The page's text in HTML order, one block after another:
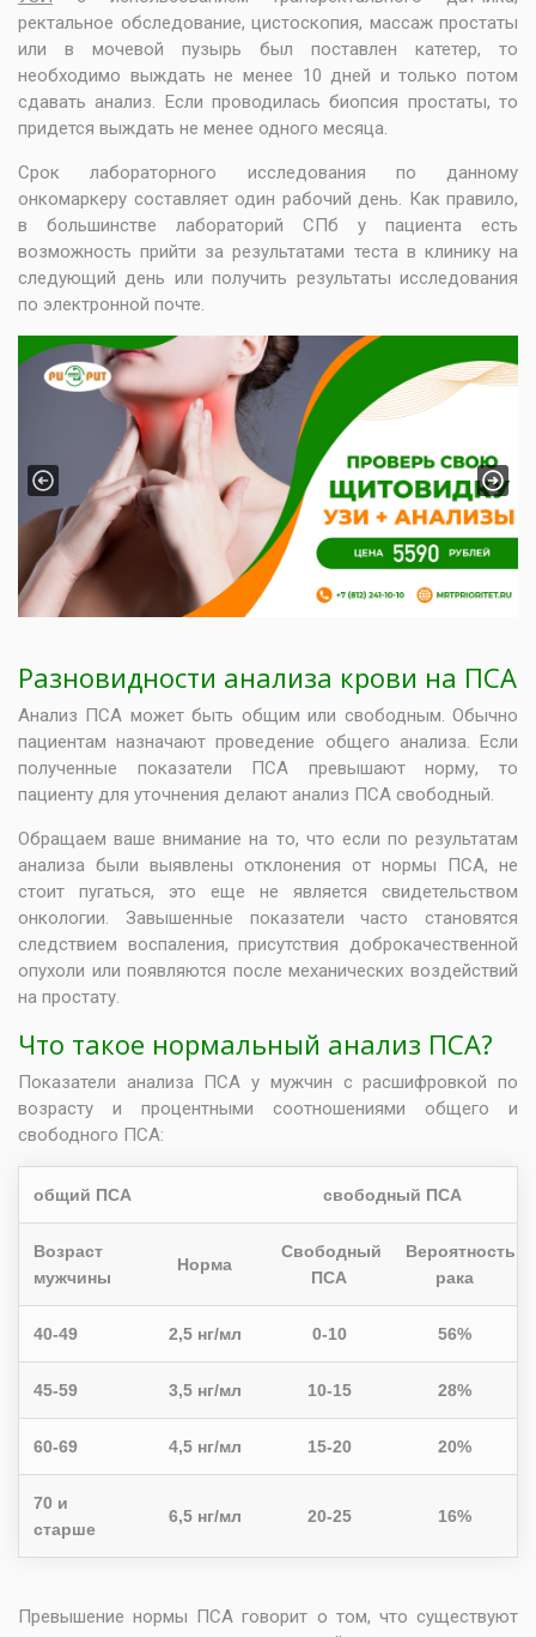
ректальное обследование, цистоскопия, массаж простаты
или в мочевой пузырь был поставлен катетер, то
необходимо выждать не менее 10 дней и только потом
сдавать анализ. Если проводилась биопсия простаты, то
придется выждать не менее одного месяца.
Срок лабораторного исследования по данному
онкомаркеру составляет один рабочий день. Как правило,
в большинстве лабораторий СПб у пациента есть
возможность прийти за результатами теста в клинику на
следующий день или получить результаты исследования
по электронной почте.
Previous Next
Разновидности анализа крови на ПСА
Анализ ПСА может быть общим или свободным. Обычно
пациентам назначают проведение общего анализа. Если
полученные показатели ПСА превышают норму, то
пациенту для уточнения делают анализ ПСА свободный.
Обращаем ваше внимание на то, что если по результатам
анализа были выявлены отклонения от нормы ПСА, не
стоит пугаться, это еще не является свидетельством
онкологии. Завышенные показатели часто становятся
следствием воспаления, присутствия доброкачественной
опухоли или появляются после механических воздействий
на простату.
Что такое нормальный анализ ПСА?
Показатели анализа ПСА у мужчин с расшифровкой по
возрасту и процентными соотношениями общего и
свободного ПСА:
общий ПСА свободный ПСА
Возраст
мужчины
Норма
Свободный
ПСА
Вероятность
рака
40-49 2,5 нг/мл 0-10 56%
45-59 3,5 нг/мл 10-15 28%
60-69 4,5 нг/мл 15-20 20%
70 и
старше
6,5 нг/мл 20-25 16%
Превышение нормы ПСА говорит о том, что существуют